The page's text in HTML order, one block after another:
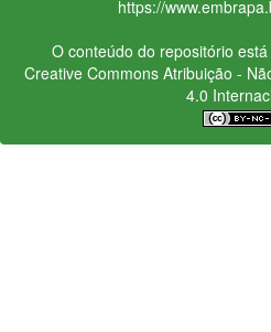
https://
O conteúdo do repositório
Creative CommonsAtribuição -
4.0